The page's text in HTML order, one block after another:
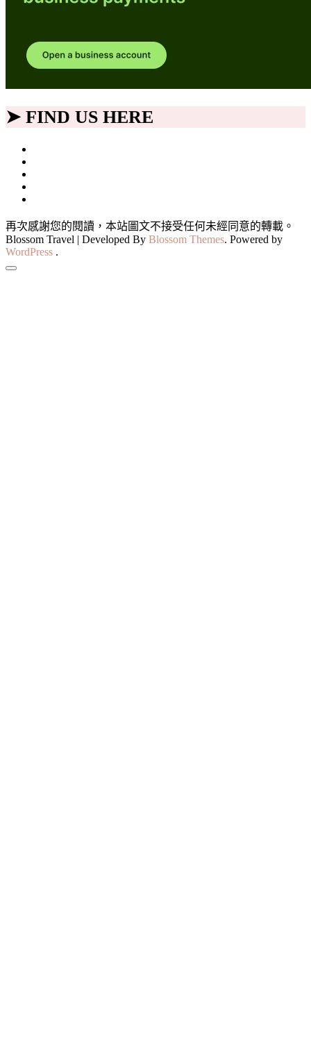
➤ FIND US HERE
再次感謝您的閱讀，本站圖文不接受任何未經同意的轉載。
Blossom Travel | Developed By Blossom Themes. Powered by
WordPress .